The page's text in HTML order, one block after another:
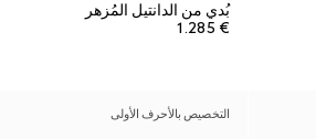
بُدي من الدانتيل المُزهر
€ 1.285
التخصيص بالأحرف الأولى